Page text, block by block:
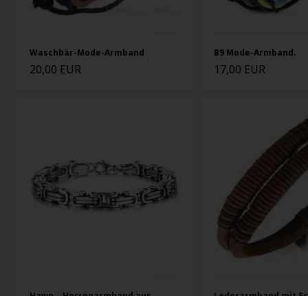
Waschbär-Mode-Armband
20,00 EUR
B9 Mode-Armband.
17,00 EUR